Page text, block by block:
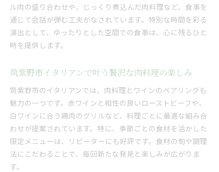
ル肉の盛り合わせや、じっくり煮込んだ肉料理など、食事を
通じて会話が弾む工夫がなされています。特別な時間を彩る
演出として、ゆったりとした空間での食事は、心に残るひと
時を提供します。
筑紫野市イタリアンで叶う贅沢な肉料理の楽しみ
筑紫野市のイタリアンでは、肉料理とワインのペアリングも
魅力の一つです。赤ワインと相性の良いローストビーフや、
白ワインに合う鶏肉のグリルなど、料理ごとに最適な組み合
わせが提案されています。特に、季節ごとの食材を活かした
限定メニューは、リピーターにも好評です。食材の旬や調理
法にこだわることで、毎回新たな発見と楽しみが広がりま
す。